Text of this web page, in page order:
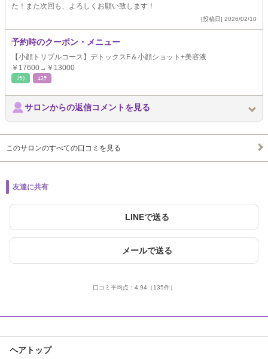
た！また次回も、よろしくお願い致します！
[投稿日] 2026/02/10
予約時のクーポン・メニュー
【小顔トリプルコース】デトックスF＆小顔ショット+美容液
￥17600→￥13000
ﾘﾗｸ ｴｽﾃ
サロンからの返信コメントを見る
このサロンのすべての口コミを見る
友達に共有
LINEで送る
メールで送る
口コミ平均点： 4.94（135件）
ヘアトップ